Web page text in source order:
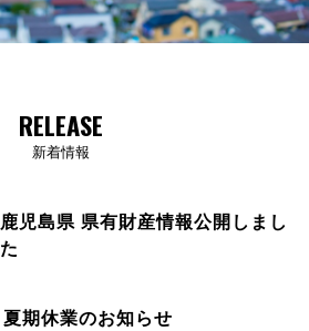
RELEASE
新着情報
鹿児島県 県有財産情報公開しまし
た
夏期休業のお知らせ